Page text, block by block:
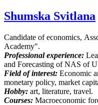
Shumska Svitlana
Candidate of economics,
Academy".
Professional experience:
and Forecasting of NAS of
Field of interest: Economic
monetary policy, market
Hobby: art, literature, travel.
Courses: Macroeconomic